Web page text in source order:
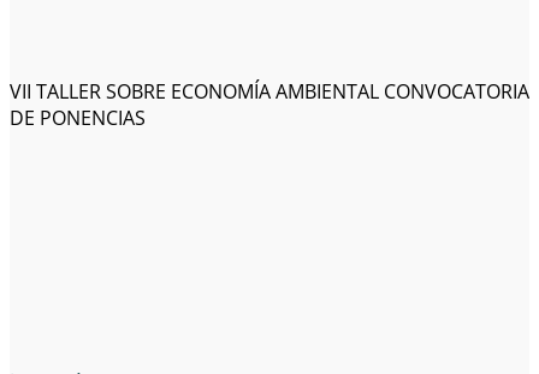
VII TALLER SOBRE ECONOMÍA AMBIENTAL CONVOCATORIA
DE PONENCIAS